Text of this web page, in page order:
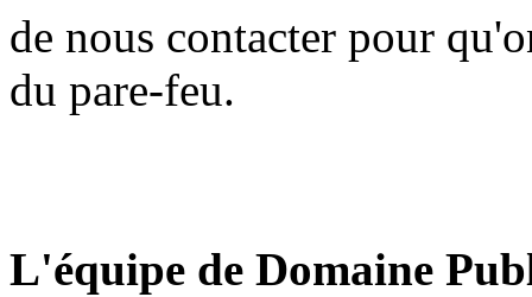
de nous contacter pour
du pare-feu.
L'équipe de Domaine